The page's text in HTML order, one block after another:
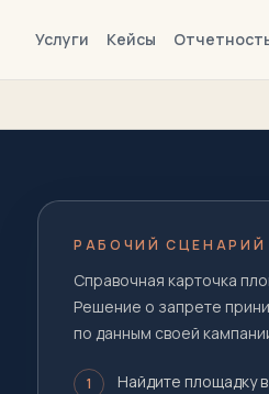
Услуги Кейсы
РАБОЧИЙ СЦЕНАРИЙ
Справочная карточка
Решение о запрете
по данным своей
1
Найдите площадку